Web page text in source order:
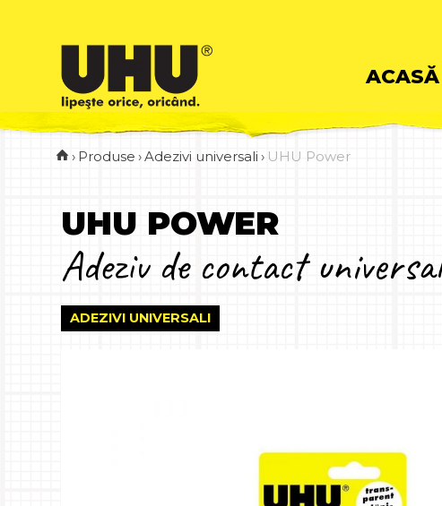
Skip
to
ACASĂ
› Produse ›Adezivi universali › UHU Power
UHU POWER
Adeziv de contact universal
ADEZIVI UNIVERSALI